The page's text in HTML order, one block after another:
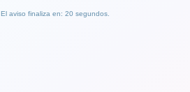
El aviso finaliza en: 19 segundos.